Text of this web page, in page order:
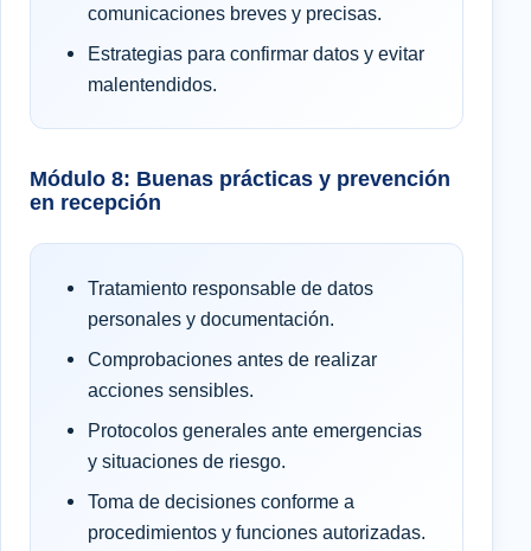
comunicaciones breves y precisas.
Estrategias para confirmar datos y evitar
malentendidos.
Módulo 8: Buenas prácticas y prevención
en recepción
Tratamiento responsable de datos
personales y documentación.
Comprobaciones antes de realizar
acciones sensibles.
Protocolos generales ante emergencias
y situaciones de riesgo.
Toma de decisiones conforme a
procedimientos y funciones autorizadas.